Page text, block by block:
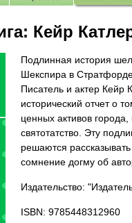
Кейр
Подлинная история
Шекспира в
Писатель и актер Кейр
исторический отчет о
ценных активов
святотатство. Эту
решаются
сомнение догму об
Издательство:
ISBN: 9785448312960